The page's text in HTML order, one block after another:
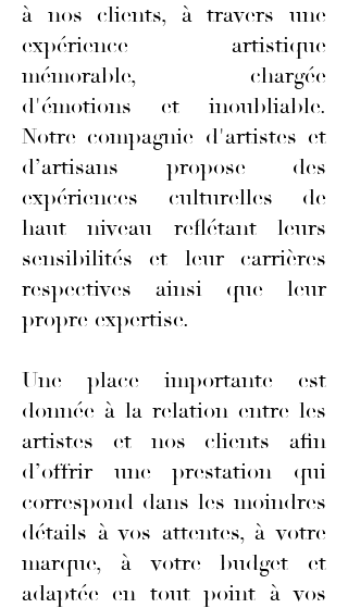
à nos clients, à travers une
expérience artistique
mémorable, chargée
d'émotions et inoubliable.
Notre compagnie d'artistes et
d’artisans propose des
expériences culturelles de
haut niveau reflétant leurs
sensibilités et leur carrières
respectives ainsi que leur
propre expertise.
Une place importante est
donnée à la relation entre les
artistes et nos clients afin
d’offrir une prestation qui
correspond dans les moindres
détails à vos attentes, à votre
marque, à votre budget et
adaptée en tout point à vos